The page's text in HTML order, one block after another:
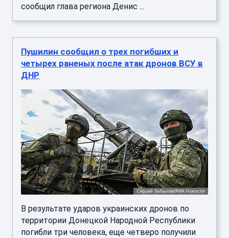
сообщил глава региона Денис ...
Пушилин сообщил о трех погибших и
четырех раненых после атак дронов ВСУ в
ДНР
В результате ударов украинских дронов по
территории Донецкой Народной Республики
погибли три человека, еще четверо получили